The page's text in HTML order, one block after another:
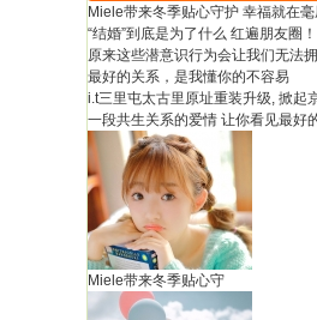
米
设
计
演
站
Nordic影像纪 | 一路风
Miele带来冬季贴心守护 幸福就在毫
“结婚”到底是为了什么 红遍朋友圈！
原来这些潜意识行为会让我们无法
最好的关系，是我懂你的不容易
i.t三里屯太古里原址重装升级, 掀起
一段共生关系的爱情 让你看见最好
Miele带来冬季贴心守